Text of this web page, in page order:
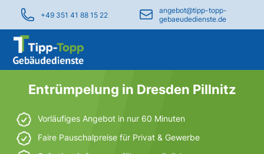
+49 351 41 88 15 22
angebot@tipp-topp-
gebaeudedienste.de
Entrümpelung in Dresden Pillnitz
Vorläufiges Angebot in nur 60 Minuten
Faire Pauschalpreise für Privat & Gewerbe